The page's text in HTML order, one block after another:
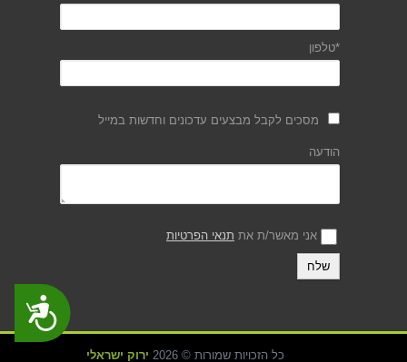
נגישות
*טלפון
מסכים לקבל מבצעים עדכונים וחדשות במייל
הודעה
אני מאשר/ת את תנאי הפרטיות
כל הזכויות שמורות © 2026 ירוק ישראלי